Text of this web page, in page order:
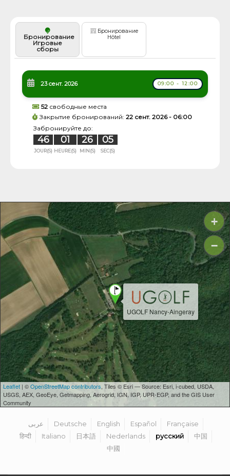
Бронирование
Игровые
сборы
Бронирование
Hôtel
23 сент. 2026 09:00 - 12:00
52 свободные места
Закрытие бронирований: 22 сент. 2026 - 06:00
Забронируйте до:
46 01 26 05
JOUR(S) HEURE(S) MIN(S) SEC(S)
UGOLF Nancy-Aingeray
+
−
Leaflet | ©OpenStreetMap contributors , Tiles © Esri — Source: Esri, i-cubed, USDA,
USGS, AEX, GeoEye, Getmapping, Aerogrid, IGN, IGP, UPR-EGP, and the GIS User
Community
عربى Deutsche English Español
Française
हिन्दी
Italiano 日本語 Nederlands русский
中国
中國